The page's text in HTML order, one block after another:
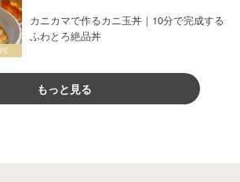
カニカマで作るカニ玉丼｜10分で完成する
ふわとろ絶品丼
もっと見る